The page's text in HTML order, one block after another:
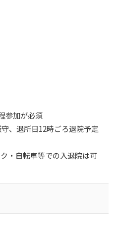
参加が必須
、退所日12時ごろ退院予定
・自転車等での入退院は可